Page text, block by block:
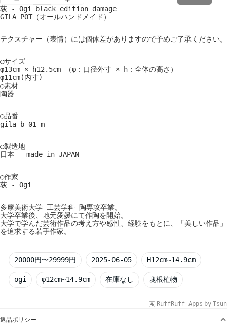
荻 - Ogi black edition damage
GILA POT（オールハンドメイド）
テクスチャー（表情）には個体差がありますので予めご了承ください。
○サイズ
φ13cm × h12.5cm （φ：口径外寸 × h：全体の高さ）
φ11cm(内寸)
○素材
陶器
○品番
gila-b_01_m
○製造地
日本 - made in JAPAN
○作家
荻 - Ogi
多摩美術大学 工芸学科 陶専攻卒業。
大学卒業後、地元愛媛にて作陶を開始。
大学で学んだ芸術作品の考え方や感性、経験をもとに、「美しい作品」
を追求する若手作家。
20000円〜29999円 2025-06-05 H12cm~14.9cm
ogi φ12cm~14.9cm 在庫なし 塊根植物
RuffRuff Apps by Tsun
返品ポリシー